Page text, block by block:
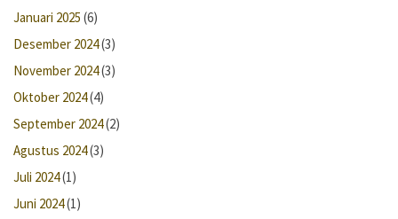
Januari 2025 (6)
Desember 2024(3)
November 2024(3)
Oktober 2024(4)
September 2024(2)
Agustus 2024(3)
Juli 2024(1)
Juni 2024(1)